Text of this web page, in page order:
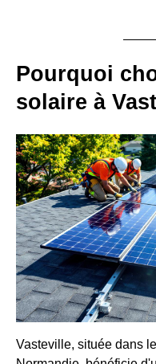
Pourquoi
solaire à
Vasteville, située dans